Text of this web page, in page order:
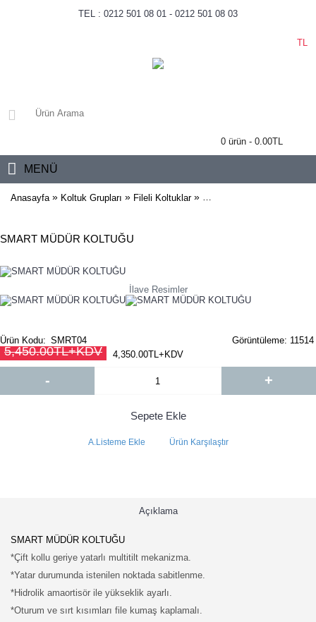
TEL : 0212 501 08 01 - 0212 501 08 03
TL
0 ürün - 0.00TL
MENÜ
Anasayfa » Koltuk Grupları » Fileli Koltuklar » SMART MÜDÜR KOLTUĞU
SMART MÜDÜR KOLTUĞU
İlave Resimler
Görüntüleme: 11514
Ürün Kodu: SMRT04
5,450.00TL+KDV 4,350.00TL+KDV
- +
Sepete Ekle
A.Listeme Ekle Ürün Karşılaştır
Açıklama
SMART MÜDÜR KOLTUĞU
*Çift kollu geriye yatarlı multitilt mekanizma.
*Yatar durumunda istenilen noktada sabitlenme.
*Hidrolik amaortisör ile yükseklik ayarlı.
*Oturum ve sırt kısımları file kumaş kaplamalı.